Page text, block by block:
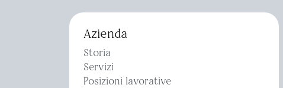
Azienda
Storia
Servizi
Posizioni lavorative